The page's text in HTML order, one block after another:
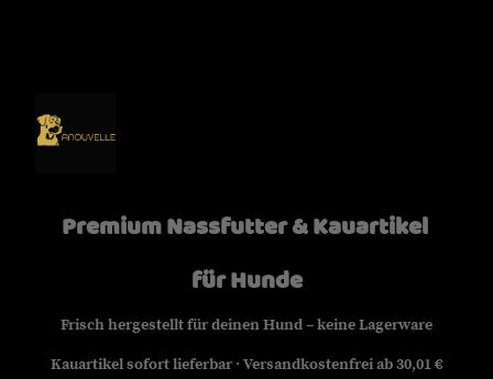
Premium Nassfutter & Kauartikel
für Hunde
Frisch hergestellt für deinen Hund – keine Lagerware
Kauartikel sofort lieferbar · Versandkostenfrei ab 30,01 €